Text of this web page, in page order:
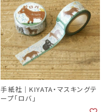
手紙社｜KIYATA・マスキングテ
ープ「ロバ」